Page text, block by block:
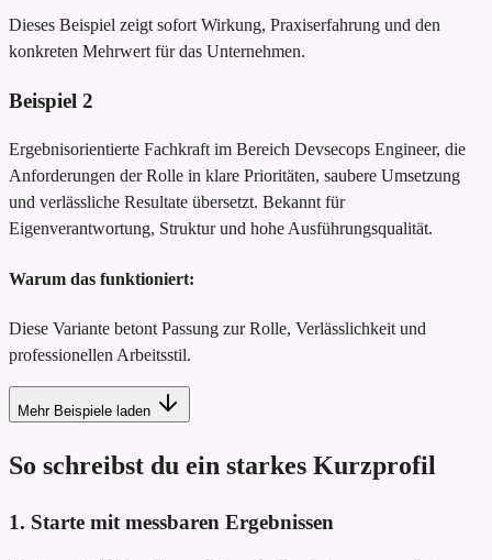
Dieses Beispiel zeigt sofort Wirkung, Praxiserfahrung und den
konkreten Mehrwert für das Unternehmen.
Beispiel 2
Ergebnisorientierte Fachkraft im Bereich Devsecops Engineer, die
Anforderungen der Rolle in klare Prioritäten, saubere Umsetzung
und verlässliche Resultate übersetzt. Bekannt für
Eigenverantwortung, Struktur und hohe Ausführungsqualität.
Warum das funktioniert:
Diese Variante betont Passung zur Rolle, Verlässlichkeit und
professionellen Arbeitsstil.
Mehr Beispiele laden
So schreibst du ein starkes Kurzprofil
1. Starte mit messbaren Ergebnissen